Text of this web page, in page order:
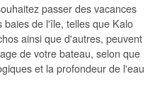
passer des vacances
baies de l'île, telles que Kalo
ainsi que d'autres, peuvent
de votre bateau, selon que
et la profondeur de l'eau